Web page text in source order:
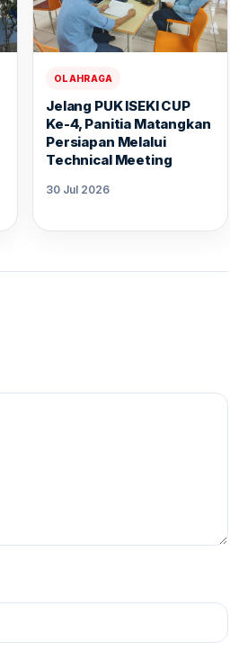
OLAHRAGA
Jelang PUK ISEKI CUP
Ke-4, Panitia Matangkan
Persiapan Melalui
Technical Meeting
30 Jul 2026